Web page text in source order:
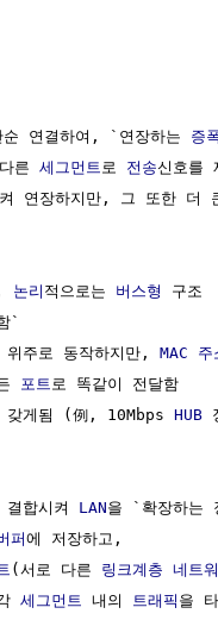
순 연결하여, `연장하는 증
른 세그먼트 로 전송신호를
연장하지만, 그 또한 더
논리 적으로는 버스형
구조
`
위주로 동작하지만, MAC 주
포트 로 똑같이 전달함
갖게됨 (例, 10Mbps HUB
결합시켜 LAN을 `확장하는
퍼에 저장하고,
(서로 다른 링크계층 네트
세그먼트 내의 트래픽 을